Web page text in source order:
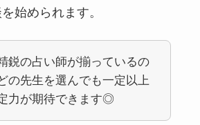
始められます。
鋭の占い師が揃っているの
の先生を選んでも一定以上
力が期待できます◎